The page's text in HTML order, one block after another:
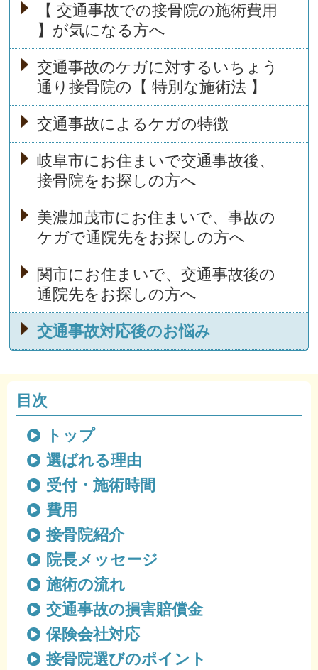
【 交通事故での接骨院の施術費用
】が気になる方へ
交通事故のケガに対するいちょう
通り接骨院の【 特別な施術法 】
交通事故によるケガの特徴
岐阜市にお住まいで交通事故後、
接骨院をお探しの方へ
美濃加茂市にお住まいで、事故の
ケガで通院先をお探しの方へ
関市にお住まいで、交通事故後の
通院先をお探しの方へ
交通事故対応後のお悩み
目次
トップ
選ばれる理由
受付・施術時間
費用
接骨院紹介
院長メッセージ
施術の流れ
交通事故の損害賠償金
保険会社対応
接骨院選びのポイント